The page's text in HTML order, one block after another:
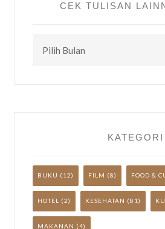
CEK TULISAN
TULISAN
KATEGORI
BUKU (12) FILM (8) FOOD &
HOTEL (2) KESEHATAN (81)
MAKANAN (4)